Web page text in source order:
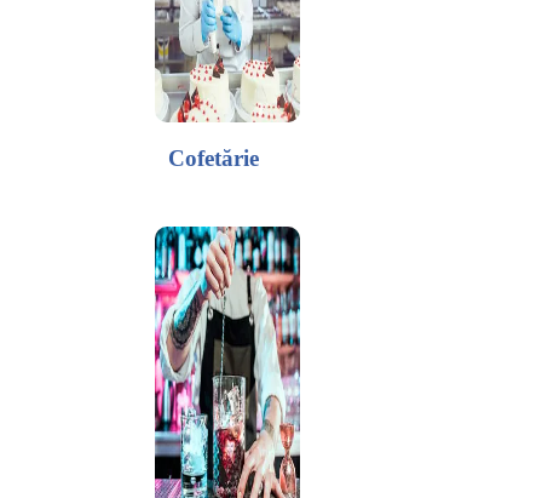
Cofetărie